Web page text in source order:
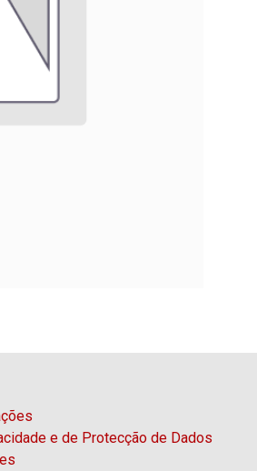
e de Protecção de Dados